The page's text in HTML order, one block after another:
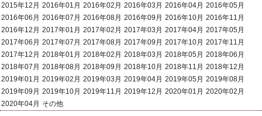
2015年12月 2016年01月 2016年02月 2016年03月 2016年04月 2016年05月
2016年06月 2016年07月 2016年08月 2016年09月 2016年10月 2016年11月
2016年12月 2017年01月 2017年02月 2017年03月 2017年04月 2017年05月
2017年06月 2017年07月 2017年08月 2017年09月 2017年10月 2017年11月
2017年12月 2018年01月 2018年02月 2018年03月 2018年05月 2018年06月
2018年07月 2018年08月 2018年09月 2018年10月 2018年11月 2018年12月
2019年01月 2019年02月 2019年03月 2019年04月 2019年05月 2019年08月
2019年09月 2019年10月 2019年11月 2019年12月 2020年01月 2020年02月
2020年04月 その他